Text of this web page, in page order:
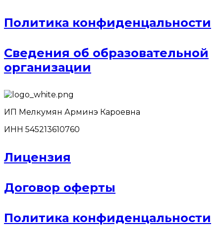
Политика конфиденцальности
Сведения об образовательной
организации
ИП Мелкумян Арминэ Кароевна
ИНН 545213610760
Лицензия
Договор оферты
Политика конфиденцальности